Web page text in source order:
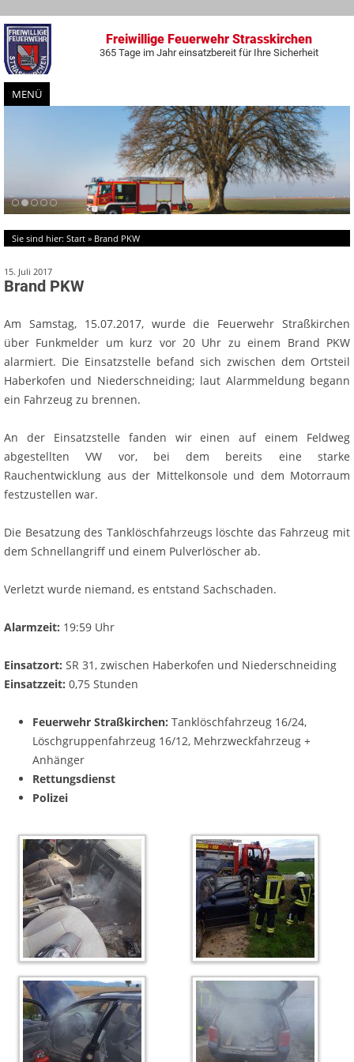
Freiwillige Feuerwehr Strasskirchen
365 Tage im Jahr einsatzbereit für Ihre Sicherheit
MENÜ
Zum
Inhalt
springen
Sie sind hier: Start » Brand PKW
15. Juli 2017
Brand PKW
Am Samstag, 15.07.2017, wurde die Feuerwehr Straßkirchen
über Funkmelder um kurz vor 20 Uhr zu einem Brand PKW
alarmiert. Die Einsatzstelle befand sich zwischen dem Ortsteil
Haberkofen und Niederschneiding; laut Alarmmeldung begann
ein Fahrzeug zu brennen.
An der Einsatzstelle fanden wir einen auf einem Feldweg
abgestellten VW vor, bei dem bereits eine starke
Rauchentwicklung aus der Mittelkonsole und dem Motorraum
festzustellen war.
Die Besatzung des Tanklöschfahrzeugs löschte das Fahrzeug mit
dem Schnellangriff und einem Pulverlöscher ab.
Verletzt wurde niemand, es entstand Sachschaden.
Alarmzeit: 19:59 Uhr
Einsatzort: SR 31, zwischen Haberkofen und Niederschneiding
Einsatzzeit: 0,75 Stunden
Feuerwehr Straßkirchen: Tanklöschfahrzeug 16/24,
Löschgruppenfahrzeug 16/12, Mehrzweckfahrzeug +
Anhänger
Rettungsdienst
Polizei